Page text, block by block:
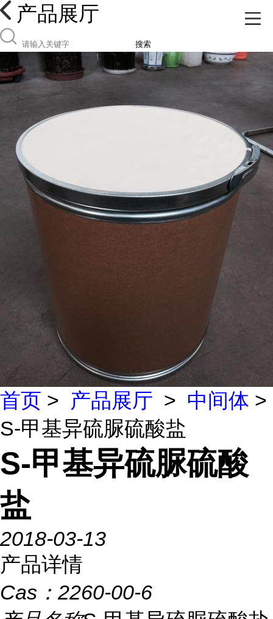
产品展厅
搜索
首页 > 产品展厅 > 中间体 >
S-甲基异硫脲硫酸盐
S-甲基异硫脲硫酸
盐
2018-03-13
产品详情
Cas： 2260-00-6